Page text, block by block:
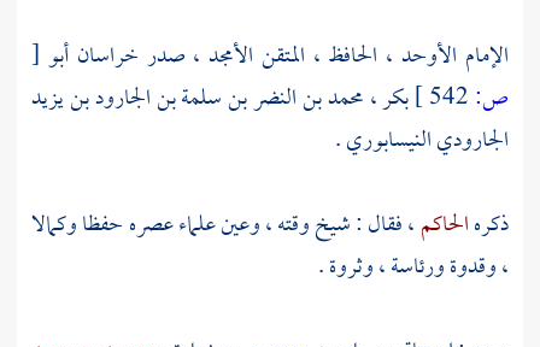
الإمام الأوحد ، الحافظ ، المتقن الأمجد ، صدر خراسان أبو [
ص:
بكر ، محمد بن النضر بن سلمة بن الجارود بن يزيد
الجارودي النيسابوري.
ذكرهالحاكم، فقال : شيخ وقته ، وعين علماء عصره حفظا وكمالا
، وقدوة ورئاسة ، وثروة .